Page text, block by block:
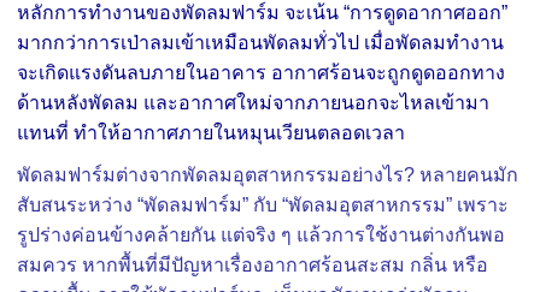
หลักการทำงานของพัดลมฟาร์ม จะเน้น “การดูดอากาศออก”
มากกว่าการเป่าลมเข้าเหมือนพัดลมทั่วไป เมื่อพัดลมทำงาน
จะเกิดแรงดันลบภายในอาคาร อากาศร้อนจะถูกดูดออกทาง
ด้านหลังพัดลม และอากาศใหม่จากภายนอกจะไหลเข้ามา
แทนที่ ทำให้อากาศภายในหมุนเวียนตลอดเวลา
พัดลมฟาร์มต่างจากพัดลมอุตสาหกรรมอย่างไร? หลายคนมัก
สับสนระหว่าง “พัดลมฟาร์ม” กับ “พัดลมอุตสาหกรรม” เพราะ
รูปร่างค่อนข้างคล้ายกัน แต่จริง ๆ แล้วการใช้งานต่างกันพอ
สมควร หากพื้นที่มีปัญหาเรื่องอากาศร้อนสะสม กลิ่น หรือ